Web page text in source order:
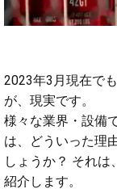
2023年3月現在で
が、現実です。
様々な業界・設備
は、どういった理
しょうか？ それは
紹介します。